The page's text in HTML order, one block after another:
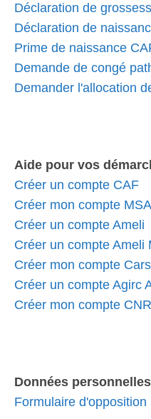
Déclaration de
Déclaration de
Prime de naissance
Demande de congé
Demander l'allocation
Aide pour vos
Créer un compte CAF
Créer mon compte MSA
Créer un compte Ameli
Créer un compte Ameli
Créer mon compte
Créer un compte Agirc
Créer mon compte
Données
Formulaire